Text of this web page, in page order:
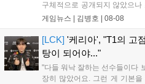
구체적으로 공개되지 않았으
11월 19일 PS5와 Xbox 시리
상 'Grand Theft Auto VI: An
이다....
게임뉴스 | 김병호 08-08
[LCK] '케리아', "T1의 고
탕이 되어야..."
"다들 워낙 잘하는 선수들이다
장히 많았어요. 그런 게 기본